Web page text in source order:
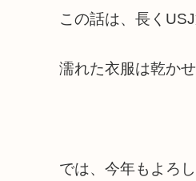
この話は、長く
濡れた衣服は乾か
では、今年もよろ